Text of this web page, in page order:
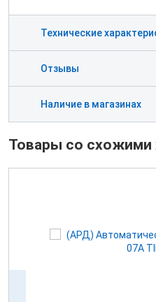
Технические
Отзывы
Наличие в магазинах
Товары со схожими